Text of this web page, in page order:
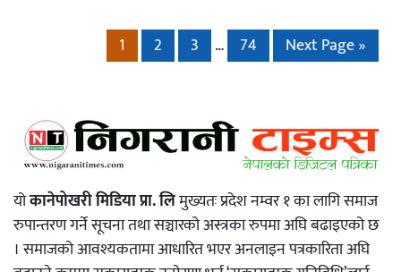
1 2 3 … 74 Next Page »
योकानेपोखरी मिडिया प्रा. लिमुख्यतः प्रदेश नम्वर १ का लागि समाज
रुपान्तरण गर्ने सूचना तथा सञ्चारको अस्त्रका रुपमा अघि बढाइएको छ
। समाजको आवश्यकतामा आधारित भएर अनलाइन पत्रकारिता अघि